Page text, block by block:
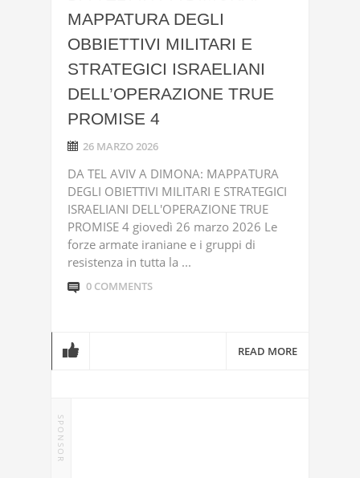
MAPPATURA DEGLI
OBBIETTIVI MILITARI E
STRATEGICI ISRAELIANI
DELL’OPERAZIONE TRUE
PROMISE 4
26 MARZO 2026
DA TEL AVIV A DIMONA: MAPPATURA
DEGLI OBIETTIVI MILITARI E STRATEGICI
ISRAELIANI DELL'OPERAZIONE TRUE
PROMISE 4 giovedì 26 marzo 2026 Le
forze armate iraniane e i gruppi di
resistenza in tutta la ...
0 COMMENTS
READ MORE
SPONSOR